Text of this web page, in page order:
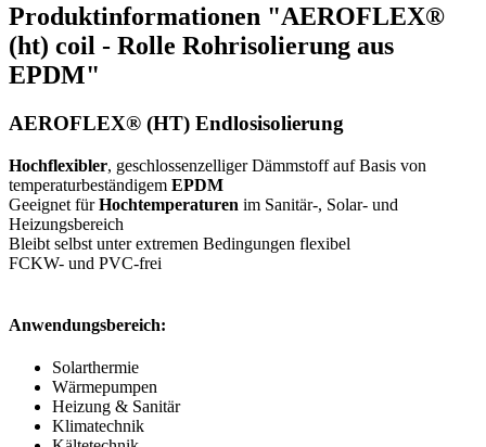
Produktinformationen "AEROFLEX®
(ht) coil - Rolle Rohrisolierung aus
EPDM"
AEROFLEX® (HT) Endlosisolierung
Hochflexibler, geschlossenzelliger Dämmstoff auf Basis von
temperaturbeständigem EPDM
Geeignet fürHochtemperaturen im Sanitär-, Solar- und
Heizungsbereich
Bleibt selbst unter extremen Bedingungen flexibel
FCKW- und PVC-frei
Anwendungsbereich:
Solarthermie
Wärmepumpen
Heizung & Sanitär
Klimatechnik